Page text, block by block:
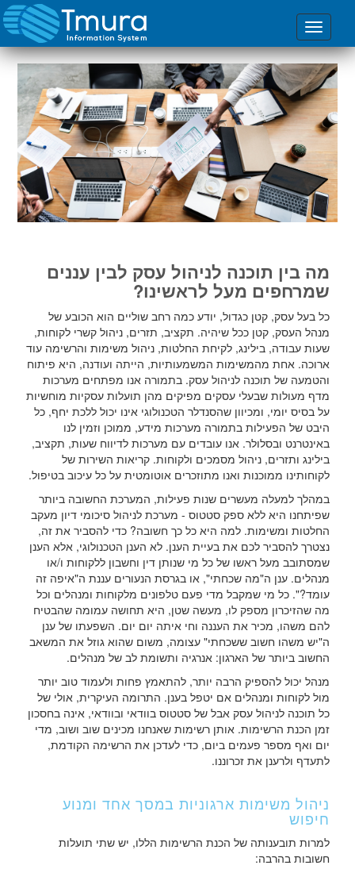
מה בין תוכנה לניהול עסק לבין עננים
שמרחפים מעל לראשינו?
כל בעל עסק, קטן כגדול, יודע כמה רחב שוליים הוא הכובע של
מנהל העסק, קטן ככל שיהיה. תקציב, תזרים, ניהול קשרי לקוחות,
שעות עבודה, בילינג, לקיחת החלטות, ניהול משימות והרשימה עוד
ארוכה. אחת מהמשימות המשמעותיות, הייתה ועודנה, היא פיתוח
והטמעה של תוכנה לניהול עסק. בתמורה אנו מפתחים מערכות
מדף מעולות שבעלי עסקים מפיקים מהן תועלות עסקיות מוחשיות
על בסיס יומי, ומכיוון שהסנדלר הטכנולוגי אינו יכול ללכת יחף, כל
היבט של הפעילות בתמורה מערכות מידע, ממוכן וזמין לנו
באינטרנט ובסלולר. אנו עובדים עם מערכות לדיווח שעות, תקציב,
בילינג ותזרים, ניהול מסמכים ולקוחות. קריאות השירות של
לקוחותינו ממוכנות ואנו מתוזכרים אוטומטית על כל עיכוב בטיפול.
במהלך למעלה מעשרים שנות פעילות, המערכת החשובה ביותר
שפיתחנו היא ללא ספק סטטוס - מערכת לניהול סיכומי דיון מעקב
החלטות ומשימות. למה היא כל כך חשובה? כדי להסביר את זה,
נצטרך להסביר לכם את בעיית הענן. לא הענן הטכנולוגי, אלא הענן
שמסתובב מעל ראשו של כל מי שנותן דין וחשבון ללקוחות ו/או
מנהלים. ענן ה"מה שכחתי", או בגרסת הנעורים עננת ה"איפה זה
עומד?". כל מי שמקבל מדי פעם טלפונים מלקוחות ומנהלים וכל
מה שהזיכרון מספק לו, מעשה שטן, היא תחושה עמומה שהבטיח
להם משהו, מכיר את העננה וחי איתה יום יום. השפעתו של ענן
ה"יש משהו חשוב ששכחתי" עצומה, משום שהוא גוזל את המשאב
החשוב ביותר של הארגון: אנרגיה ותשומת לב של מנהלים.
מנהל יכול להספיק הרבה יותר, להתאמץ פחות ולעמוד טוב יותר
מול לקוחות ומנהלים אם יטפל בענן. התרומה העיקרית, אולי של
כל תוכנה לניהול עסק אבל של סטטוס בוודאי ובוודאי, אינה בחסכון
זמן הכנת הרשימות. אותן רשימות שאנחנו מכינים שוב ושוב, מדי
יום ואף מספר פעמים ביום, כדי לעדכן את הרשימה הקודמת,
לתעדף ולרענן את זכרוננו.
ניהול משימות ארגוניות במסך אחד ומנוע
חיפוש
למרות תובענותה של הכנת הרשימות הללו, יש שתי תועלות
חשובות בהרבה: